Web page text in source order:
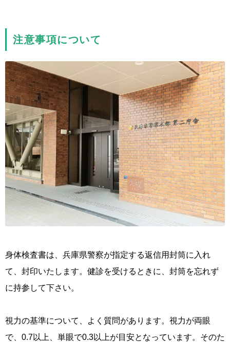
注意事項について
身体検査書は、兵庫県警察が指定する返信用封筒に入れ
て、封印いたします。健診を受けるときに、封筒を忘れず
に持参して下さい。
視力の基準について、よく質問があります。視力が両眼
で、0.7以上、単眼で0.3以上が目安となっています。そのた